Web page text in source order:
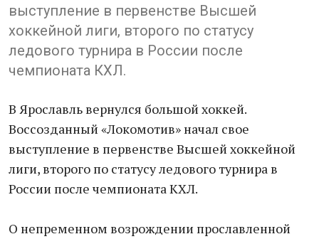
выступление в первенстве Высшей
хоккейной лиги, второго по статусу
ледового турнира в России после
чемпионата КХЛ.
В Ярославль вернулся большой хоккей.
Воссозданный «Локомотив» начал свое
выступление в первенстве Высшей хоккейной
лиги, второго по статусу ледового турнира в
России после чемпионата КХЛ.
О непременном возрождении прославленной